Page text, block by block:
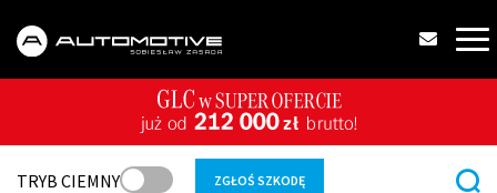
TRYB CIEMNY ZGŁOŚ SZKODĘ